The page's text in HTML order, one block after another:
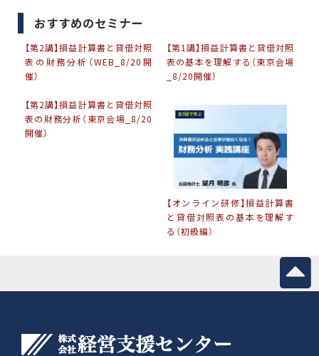
おすすめのセミナー
【第2講】損益計算書と貸借対照
表の財務分析（WEB_8/20開
催）
【第1講】損益計算書と貸借対照
表の基本を理解する（東京会場
_8/20開催）
【第2講】損益計算書と貸借対照
表の財務分析（東京会場_8/20
開催）
【オンライン研修】損益計算書
と貸借対照表の基本を理解す
る（初級編）